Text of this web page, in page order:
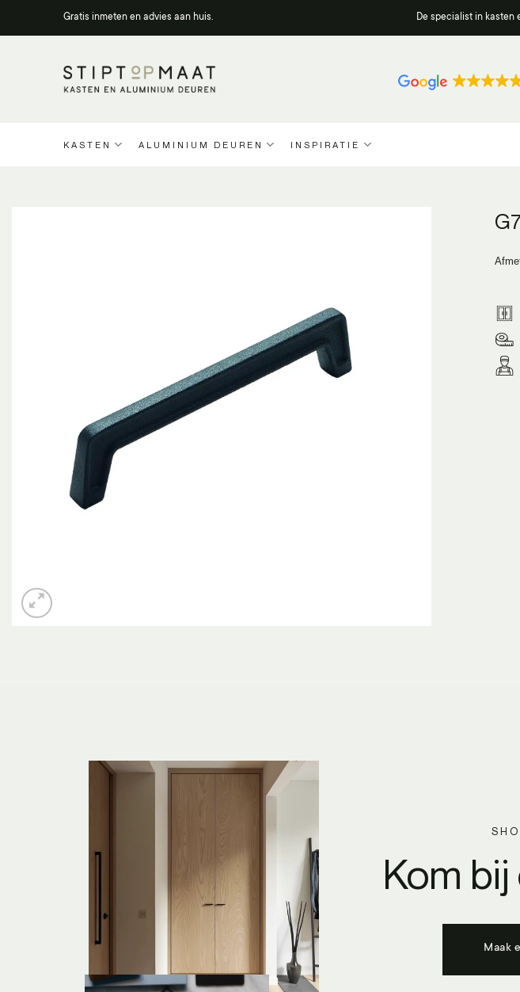
Gratis inmeten en advies aan huis. De specialist in kasten
KASTEN ALUMINIUM DEUREN INSPIRATIE
Kom
Maak